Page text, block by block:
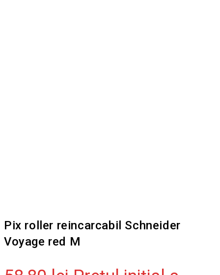
Pix roller reincarcabil Schneider
Voyage red M